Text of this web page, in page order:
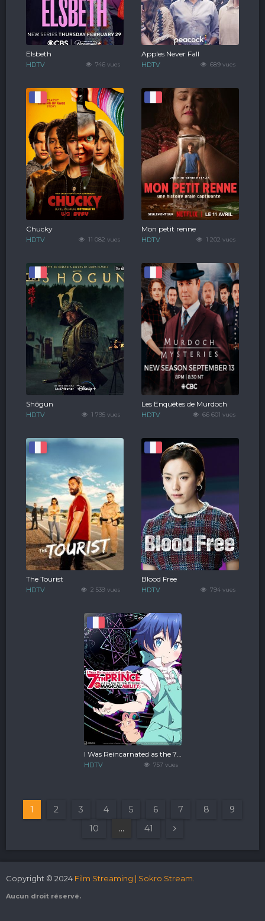
746 vues
Elsbeth
HDTV 689 vues
Apples Never Fall
HDTV
11 082 vues
Chucky
HDTV 1 202 vues
Mon petit renne
HDTV
1 795 vues
Shōgun
HDTV 66 601 vues
Les Enquêtes de Murdoch
HDTV
2 539 vues
The Tourist
HDTV 794 vues
Blood Free
HDTV
757 vues
I Was Reincarnated as the 7th Prince so I Can Take My Time Perfecting My Magical Ability
HDTV
1 2 3 4 5 6 7 8
9
10
... 41
Copyright © 2024 Film Streaming | Sokro Stream.
Aucun droit réservé.